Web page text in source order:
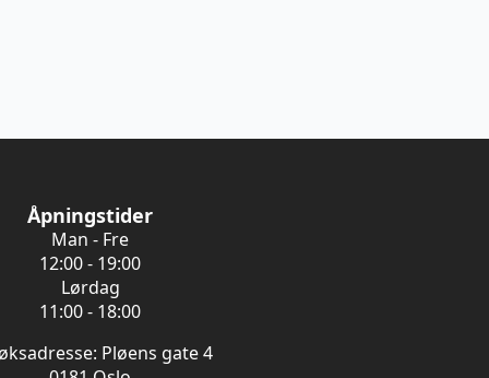
Åpningstider
Man - Fre
12:00 - 19:00
Lørdag
11:00 - 18:00
Pløens gate 4